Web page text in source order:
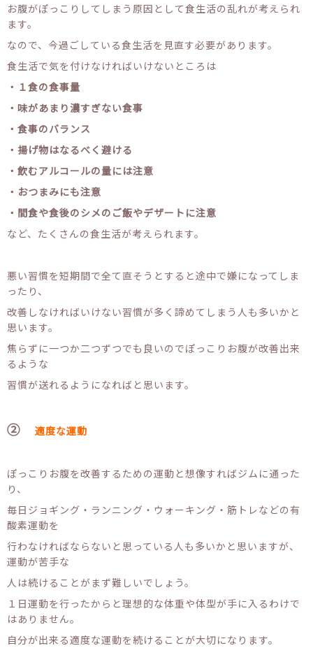
お腹がぽっこりしてしまう原因として食生活の乱れが考えられ
ます。
なので、今過ごしている食生活を見直す必要があります。
食生活で気を付けなければいけないところは
・１食の食事量
・味があまり濃すぎない食事
・食事のバランス
・揚げ物はなるべく避ける
・飲むアルコールの量には注意
・おつまみにも注意
・間食や食後のシメのご飯やデザートに注意
など、たくさんの食生活が考えられます。
悪い習慣を短期間で全て直そうとすると途中で嫌になってしま
ったり、
改善しなければいけない習慣が多く諦めてしまう人も多いかと
思います。
焦らずに一つか二つずつでも良いのでぽっこりお腹が改善出来
るような
習慣が送れるようになればと思います。
② 適度な運動
ぽっこりお腹を改善するための運動と想像すればジムに通った
り、
毎日ジョギング・ランニング・ウォーキング・筋トレなどの有
酸素運動を
行わなければならないと思っている人も多いかと思いますが、
運動が苦手な
人は続けることがまず難しいでしょう。
１日運動を行ったからと理想的な体重や体型が手に入るわけで
はありません。
自分が出来る適度な運動を続けることが大切になります。